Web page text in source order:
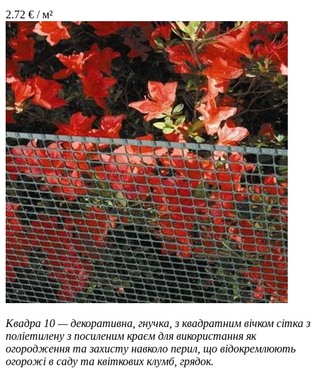
2.72 € / м²
Квадра 10 — декоративна, гнучка, з квадратним вічком сітка з
поліетилену з посиленим краєм для використання як
огородження та захисту навколо перил, що відокремлюють
огорожі в саду та квіткових клумб, грядок.